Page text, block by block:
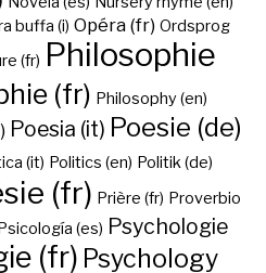
buffa (i) Opéra (fr) Ordsprog
(fr) Philosophie
(fr) Philosophy (en)
Poesia (it) Poesie (de)
(it) Politics (en) Politik (de)
(fr) Prière (fr) Proverbio
Psicología (es) Psychologie
(fr) Psychology